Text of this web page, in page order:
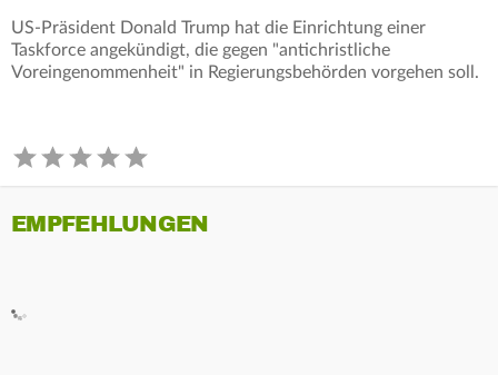
US-Präsident Donald Trump hat die Einrichtung einer
Taskforce angekündigt, die gegen "antichristliche
Voreingenommenheit" in Regierungsbehörden vorgehen soll.
EMPFEHLUNGEN